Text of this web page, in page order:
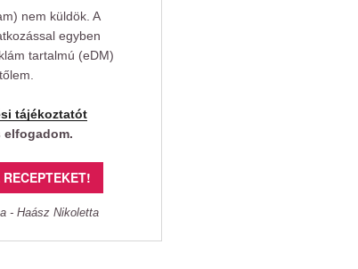
nem küldök. A
egyben
tartalmú (eDM)
tájékoztatót
elfogadom.
- Haász Nikoletta